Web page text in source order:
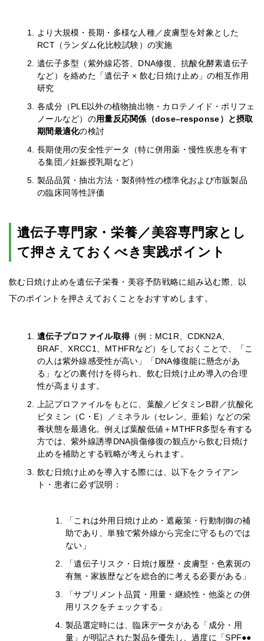
より大規模・長期・多様な人種／皮膚型を対象とした
RCT（ランダム化比較試験）の実施
遺伝子多型（紫外線応答、DNA修復、抗酸化酵素遺伝子
など）を絡めた「遺伝子 × 飲む日焼け止め」の相互作用
研究
各成分（PLE以外の植物抽出物・カロテノイド・ポリフェ
ノールなど）の用量反応関係（dose–response）と摂取
期間最適化の検討
長期使用の安全性データ（特に併用薬・慢性疾患を有す
る集団／妊娠授乳期など）
製品品質・抽出方法・製剤特性の標準化および市販製品
の臨床同等性評価
遺伝子専門家・栄養／美容専門家とし
て押さえておくべき実践ポイント
飲む日焼け止めを遺伝子栄養・美容予防戦略に組み込む際、以
下のポイントを押さえておくことをおすすめします。
遺伝子プロファイル取得（例：MC1R、CDKN2A、
BRAF、XRCC1、MTHFRなど）をしておくことで、「こ
の人は紫外線感受性が高い」「DNA修復能に懸念があ
る」などの裏付けを得られ、飲む日焼け止め導入の合理
性が高まります。
上記プロファイルをもとに、葉酸／ビタミンB群／抗酸化
ビタミン（C・E）／ミネラル（セレン、亜鉛）などの栄
養状態を最適化。例えば葉酸低値＋MTHFR多型を有する
方では、紫外線誘導DNA損傷修復の観点から飲む日焼け
止めを補助とする戦略が考えられます。
飲む日焼け止めを導入する際には、以下をクライアン
ト・患者に必ず説明：
「これは外用日焼け止め・遮蔽策・行動制御の補
助であり、単独で紫外線から完全に守るものでは
ない」
「遺伝子リスク・日焼け履歴・皮膚型・色素斑の
有無・家族歴などを総合的に考える必要がある」
「サプリメント品質・用量・継続性・他薬との併
用リスクをチェックする」
製品選定時には、臨床データがある「成分・用
量」が明記された製品を優先し、過度に「SPF●●